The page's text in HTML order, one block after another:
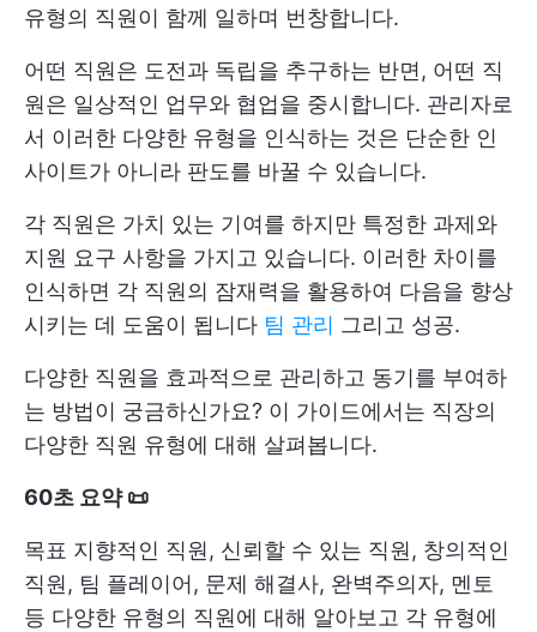
유형의 직원이 함께 일하며 번창합니다.
어떤 직원은 도전과 독립을 추구하는 반면, 어떤 직
원은 일상적인 업무와 협업을 중시합니다. 관리자로
서 이러한 다양한 유형을 인식하는 것은 단순한 인
사이트가 아니라 판도를 바꿀 수 있습니다.
각 직원은 가치 있는 기여를 하지만 특정한 과제와
지원 요구 사항을 가지고 있습니다. 이러한 차이를
인식하면 각 직원의 잠재력을 활용하여 다음을 향상
시키는 데 도움이 됩니다 팀 관리 그리고 성공.
다양한 직원을 효과적으로 관리하고 동기를 부여하
는 방법이 궁금하신가요? 이 가이드에서는 직장의
다양한 직원 유형에 대해 살펴봅니다.
60초 요약 📜
목표 지향적인 직원, 신뢰할 수 있는 직원, 창의적인
직원, 팀 플레이어, 문제 해결사, 완벽주의자, 멘토
등 다양한 유형의 직원에 대해 알아보고 각 유형에